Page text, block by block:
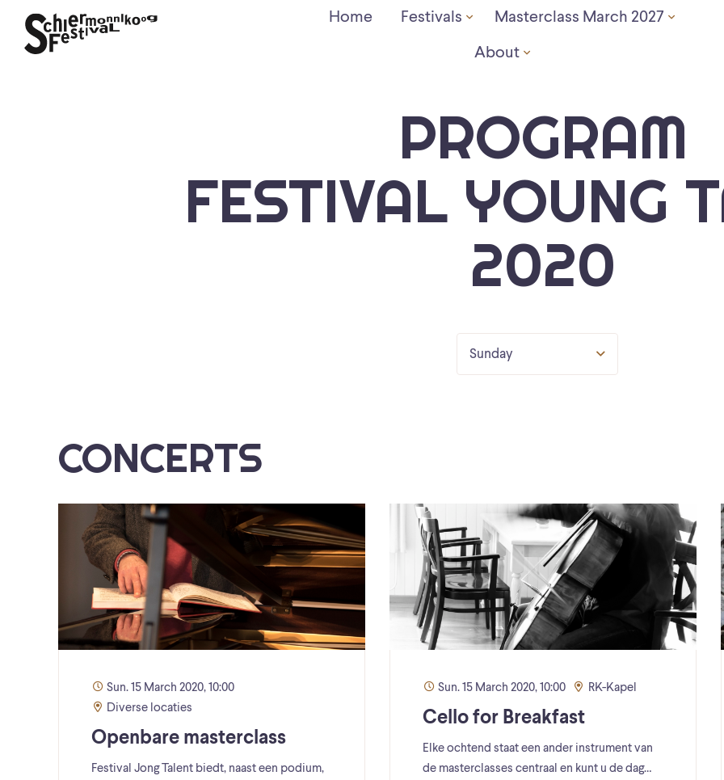
Home Festivals Masterclass March 2027
About
PROGRAM
FESTIVAL YOUNG
2020
Sunday
CONCERTS
Sun. 15 March 2020, 10:00
Diverse locaties
Openbare masterclass
Festival Jong Talent biedt, naast een podium,
Sun. 15 March 2020, 10:00 RK-Kapel
Cello for Breakfast
Elke ochtend staat een ander instrument van
de masterclasses centraal en kunt u de dag…